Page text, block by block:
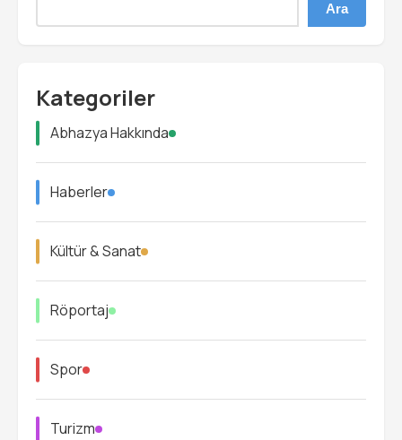
Ara
Kategoriler
Abhazya Hakkında
Haberler
Kültür & Sanat
Röportaj
Spor
Turizm